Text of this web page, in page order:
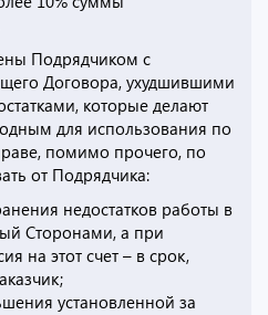
Подрядчиком с
Договора, ухудшившими
которые делают
для использования по
помимо прочего, по
от Подрядчика:
недостатков работы в
Сторонами, а при
на этот счет – в срок,
установленной за